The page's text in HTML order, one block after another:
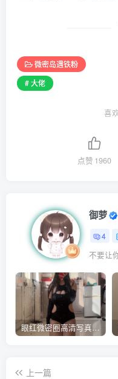
微密岛遇铁粉
# 大佬
喜
点赞 1960
御萝
4
不要让
眼红微密圈高清写真视频合集-抖音御姐风COS与私房美图下载
上一篇